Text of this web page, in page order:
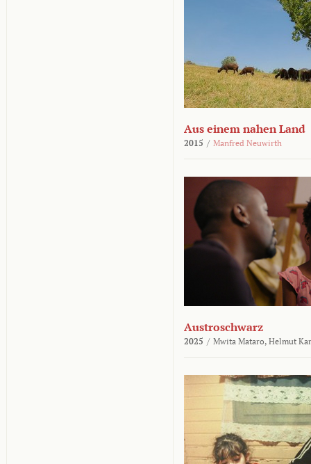
Aus einem nahen Land
2015 / Manfred Neuwirth
Austroschwarz
2025 / Mwita Mataro, Helmut